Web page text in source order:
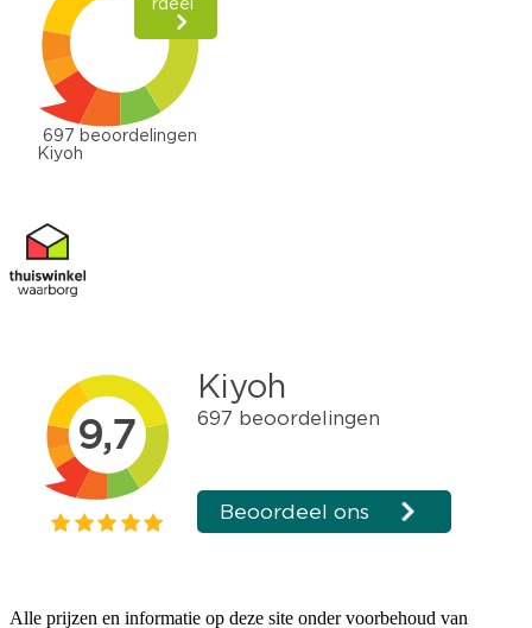
Alle prijzen en informatie op deze site onder voorbehoud van